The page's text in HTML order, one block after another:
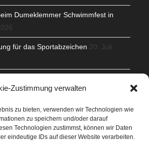
Zustimmung verwalten
zu bieten, verwenden wir Technologien wie
zu speichern und/oder darauf
Technologien zustimmst, können wir Daten
eindeutige IDs auf dieser Website verarbeiten.
Dumeklemmer Schwimmfest in
für das Sportabzeichen 20. Juli